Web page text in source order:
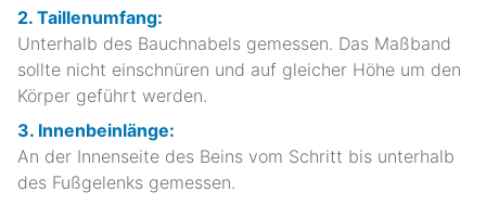
2. Taillenumfang:
Unterhalb des Bauchnabels gemessen. Das Maßband
sollte nicht einschnüren und auf gleicher Höhe um den
Körper geführt werden.
3. Innenbeinlänge:
An der Innenseite des Beins vom Schritt bis unterhalb
des Fußgelenks gemessen.